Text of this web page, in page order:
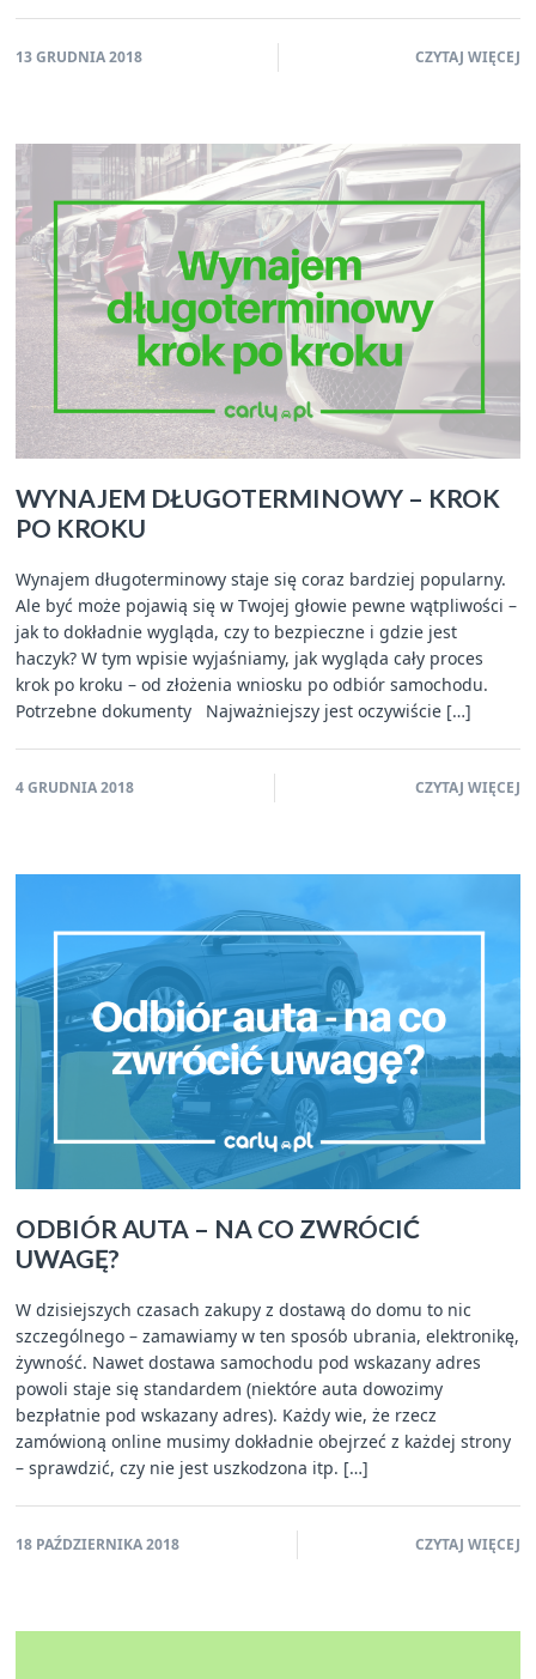
13 GRUDNIA 2018 CZYTAJ WIĘCEJ
WYNAJEM DŁUGOTERMINOWY – KROK
PO KROKU
Wynajem długoterminowy staje się coraz bardziej popularny.
Ale być może pojawią się w Twojej głowie pewne wątpliwości –
jak to dokładnie wygląda, czy to bezpieczne i gdzie jest
haczyk? W tym wpisie wyjaśniamy, jak wygląda cały proces
krok po kroku – od złożenia wniosku po odbiór samochodu.
Potrzebne dokumenty Najważniejszy jest oczywiście […]
4 GRUDNIA 2018 CZYTAJ WIĘCEJ
ODBIÓR AUTA – NA CO ZWRÓCIĆ
UWAGĘ?
W dzisiejszych czasach zakupy z dostawą do domu to nic
szczególnego – zamawiamy w ten sposób ubrania, elektronikę,
żywność. Nawet dostawa samochodu pod wskazany adres
powoli staje się standardem (niektóre auta dowozimy
bezpłatnie pod wskazany adres). Każdy wie, że rzecz
zamówioną online musimy dokładnie obejrzeć z każdej strony
– sprawdzić, czy nie jest uszkodzona itp. […]
18 PAŹDZIERNIKA 2018 CZYTAJ WIĘCEJ